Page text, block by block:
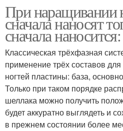
При наращивании
сначала наносят
сначала
Классическая трёхфазная
применение трёх составов
ногтей пластины: база,
Только при таком порядке
шеллака можно получить
будет аккуратно выглядеть и
в прежнем состоянии более